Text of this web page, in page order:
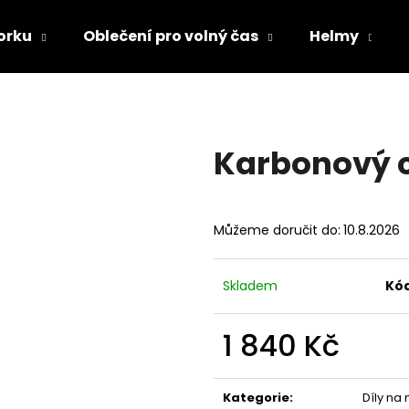
Oblečení pro volný čas Helmy
Karbonový
Můžeme doručit do: 10.8.2026
Skladem
1 840 Kč
cena:
Kategorie:
Díly na
HLEDAT
TRIČKO DC